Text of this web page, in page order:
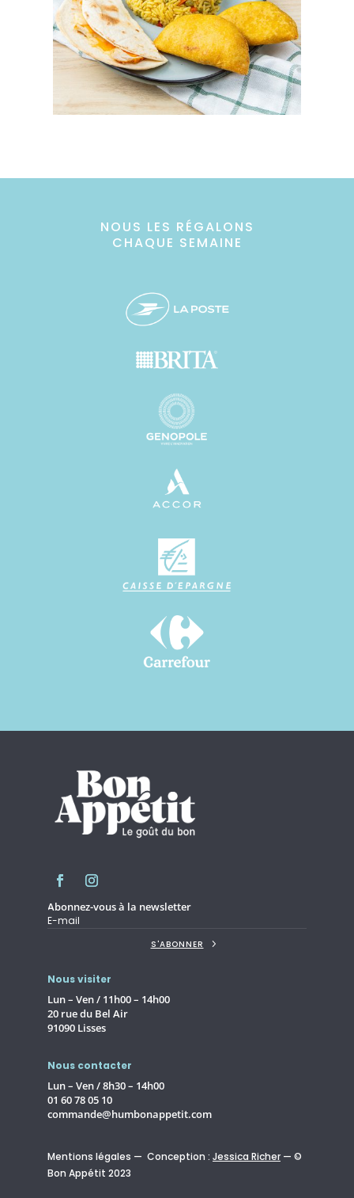
NOUS LES RÉGALONS
CHAQUE SEMAINE
Abonnez-vous à la newsletter
S'ABONNER
Nous visiter
Lun – Ven / 11h00 – 14h00
20 rue du Bel Air
91090 Lisses
Nous contacter
Lun – Ven / 8h30 – 14h00
01 60 78 05 10
commande@humbonappetit.com
Mentions légales — Conception : Jessica Richer — ©
Bon Appétit 2023